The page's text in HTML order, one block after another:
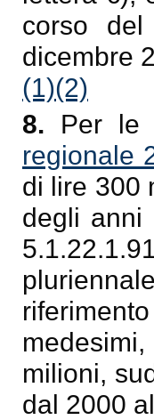
corso
dicembre
(1)(2)
8. Per le
regionale
di lire 300
degli anni
milioni,
dal 2000